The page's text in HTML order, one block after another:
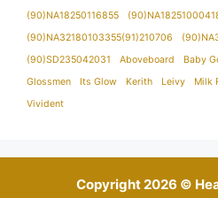
(90)NA18250116855
(90)NA32180103355(91)210706
(90)SD235042031
Aboveboard Baby
Glossmen
Its Glow Kerith Leivy Milk
Vivident
Copyright 2026 ©